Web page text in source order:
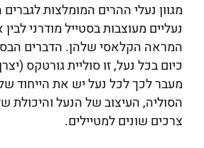
מגוון נעלי ההרים המומלצות לגברים
נעליים מעוצבות בסטייל מודרני
המראה הקלאסי שלהן. הדברים
כיום בכל נעל, זו סוליית גורטקס
מעבר לכך לכל נעל יש את הייחוד
הסוליה, העיצוב של הנעל והיכולת
צרכים שונים למטיילים.